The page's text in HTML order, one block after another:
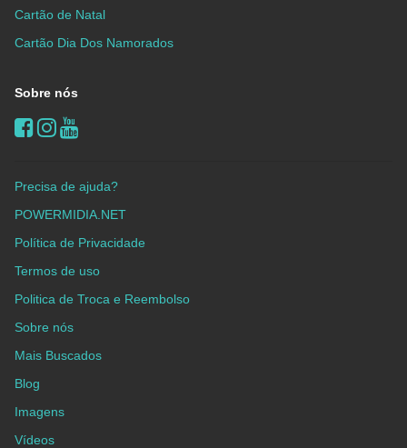
Cartão de Natal
Cartão Dia Dos Namorados
Sobre nós
Precisa de ajuda?
POWERMIDIA.NET
Política de Privacidade
Termos de uso
Politica de Troca e Reembolso
Sobre nós
Mais Buscados
Blog
Imagens
Vídeos